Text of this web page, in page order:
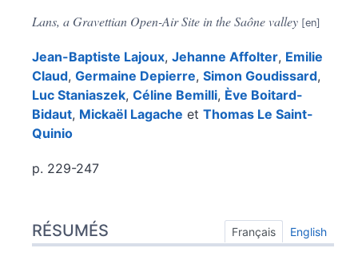
Lans, a Gravettian Open-Air Site in the Saône valley
Jean-Baptiste Lajoux, Jehanne Affolter, Emilie
Claud, Germaine Depierre, Simon Goudissard,
Luc Staniaszek, Céline Bemilli, Ève Boitard-
Bidaut, Mickaël Lagache et Thomas Le Saint-
Quinio
p. 229-247
Index
Texte
RÉSUMÉS Français English